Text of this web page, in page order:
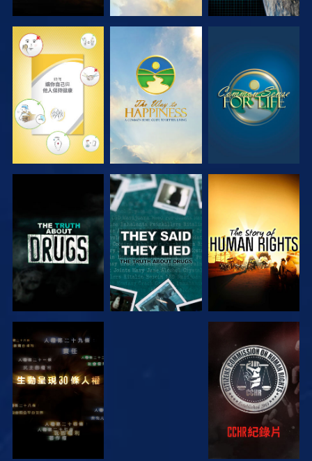
觀看 觀看 觀看
觀看 觀看
觀看 觀看